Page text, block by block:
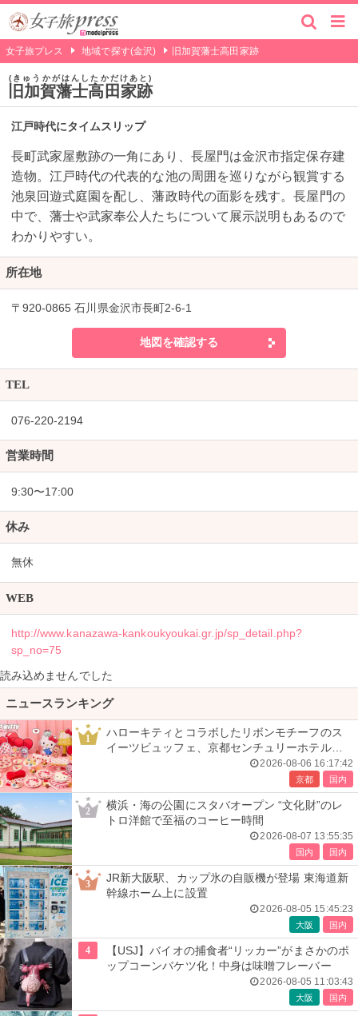
女子旅プレス 地域で探す(金沢) 旧加賀藩士高田家跡
旧加賀藩士高田家跡
きゅうかがはんしたかだけあと
江戸時代にタイムスリップ
長町武家屋敷跡の一角にあり、長屋門は金沢市指定保存建
造物。江戸時代の代表的な池の周囲を巡りながら観賞する
池泉回遊式庭園を配し、藩政時代の面影を残す。長屋門の
中で、藩士や武家奉公人たちについて展示説明もあるので
わかりやすい。
所在地
〒920-0865 石川県金沢市長町2-6-1
地図を確認する
TEL
076-220-2194
営業時間
9:30〜17:00
休み
無休
WEB
http://www.kanazawa-kankoukyoukai.gr.jp/sp_detail.php?
sp_no=75
読み込めませんでした
ニュースランキング
1
ハローキティとコラボしたリボンモチーフのス
イーツビュッフェ、京都センチュリーホテルで
2026-08-06 16:17:42
京都 国内
2
横浜・海の公園にスタバオープン “文化財”のレ
トロ洋館で至福のコーヒー時間
2026-08-07 13:55:35
国内 国内
3
JR新大阪駅、カップ氷の自販機が登場 東海道新
幹線ホーム上に設置
2026-08-05 15:45:23
大阪 国内
4
【USJ】バイオの捕食者“リッカー”がまさかのポ
ップコーンバケツ化！中身は味噌フレーバー
2026-08-05 11:03:43
大阪 国内